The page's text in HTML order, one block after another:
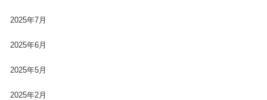
2025年7月
2025年6月
2025年5月
2025年2月